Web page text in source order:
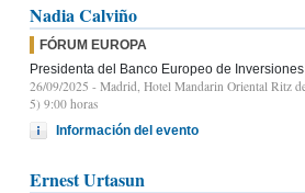
Nadia Calviño
FÓRUM EUROPA
Presidenta del Banco Europeo de
26/09/2025 - Madrid, Hotel Mandarin Oriental Ritz
5) 9:00 horas
Información del evento
Ernest Urtasun